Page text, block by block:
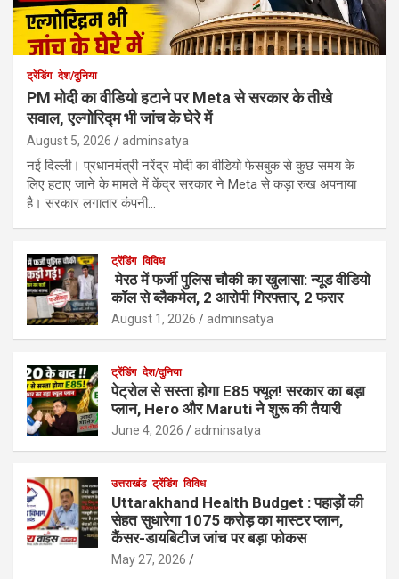
ट्रेंडिंग देश/दुनिया
PM मोदी का वीडियो हटाने पर Meta से सरकार के तीखे
सवाल, एल्गोरिद्म भी जांच के घेरे में
August 5, 2026 adminsatya
नई दिल्ली। प्रधानमंत्री नरेंद्र मोदी का वीडियो फेसबुक से कुछ समय के
लिए हटाए जाने के मामले में केंद्र सरकार ने Meta से कड़ा रुख अपनाया
है। सरकार लगातार कंपनी…
ट्रेंडिंग विविध
मेरठ में फर्जी पुलिस चौकी का खुलासा: न्यूड वीडियो
कॉल से ब्लैकमेल, 2 आरोपी गिरफ्तार, 2 फरार
August 1, 2026 adminsatya
ट्रेंडिंग देश/दुनिया
पेट्रोल से सस्ता होगा E85 फ्यूल! सरकार का बड़ा
प्लान, Hero और Maruti ने शुरू की तैयारी
June 4, 2026 adminsatya
उत्तराखंड ट्रेंडिंग विविध
Uttarakhand Health Budget : पहाड़ों की
सेहत सुधारेगा 1075 करोड़ का मास्टर प्लान,
कैंसर-डायबिटीज जांच पर बड़ा फोकस
May 27, 2026